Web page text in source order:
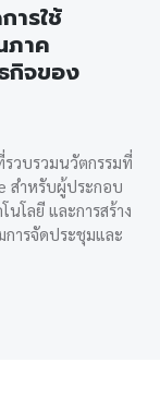
ารใช้
ภาค
กิจของ
วบรวมนวัตกรรมที่
สำหรับผู้ประกอบ
โลยี และการสร้าง
การจัดประชุมและ